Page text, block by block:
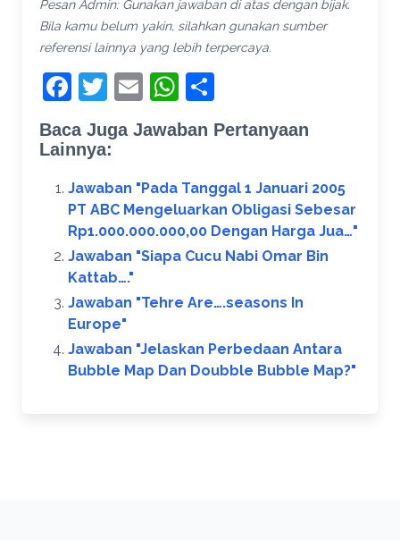
Pesan Admin: Gunakan jawaban di atas dengan bijak.
Bila kamu belum yakin, silahkan gunakan sumber
referensi lainnya yang lebih terpercaya.
Facebook
Twitter
EmailWhatsApp
Baca Juga Jawaban Pertanyaan
Lainnya:
Jawaban "Pada Tanggal 1 Januari 2005
PT ABC Mengeluarkan Obligasi Sebesar
Rp1.000.000.000,00 Dengan Harga Jua…"
Jawaban "Siapa Cucu Nabi Omar Bin
Kattab….​"
Jawaban "Tehre Are….seasons In
Europe"
Jawaban "Jelaskan Perbedaan Antara
Bubble Map Dan Doubble Bubble Map?​"